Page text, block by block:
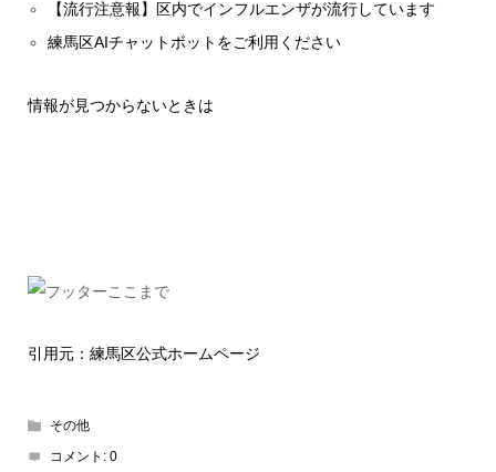
【流行注意報】区内でインフルエンザが流行しています
練馬区AIチャットボットをご利用ください
情報が見つからないときは
引用元：練馬区公式ホームページ
その他
コメント: 0